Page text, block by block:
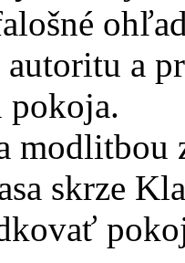
autoritu a
pokoja.
modlitbou
skrze